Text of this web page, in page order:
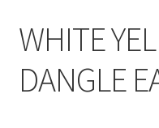
WHITE
DANGLE